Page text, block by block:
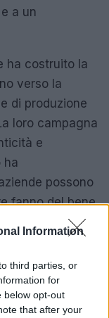
Information
third parties, or
for
below opt-out
that after your
a un
ha costruito la
verso la
di produzione
loro campagna
e
ha
possono
fanno del bene
e
Una